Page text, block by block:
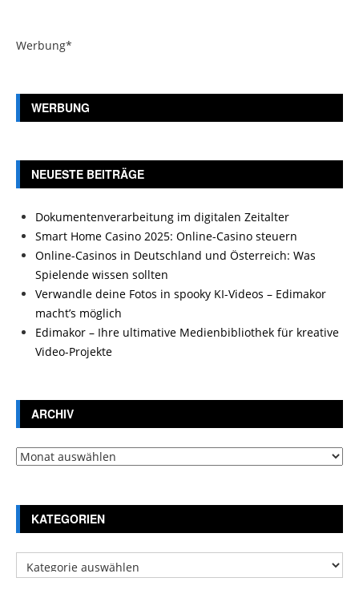
Werbung*
WERBUNG
NEUESTE BEITRÄGE
Dokumentenverarbeitung im digitalen Zeitalter
Smart Home Casino 2025: Online-Casino steuern
Online-Casinos in Deutschland und Österreich: Was
Spielende wissen sollten
Verwandle deine Fotos in spooky KI-Videos – Edimakor
macht’s möglich
Edimakor – Ihre ultimative Medienbibliothek für kreative
Video-Projekte
ARCHIV
Archiv
KATEGORIEN
Kategorien